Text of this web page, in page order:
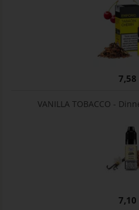
7,58
VANILLA TOBACCO -
7,10